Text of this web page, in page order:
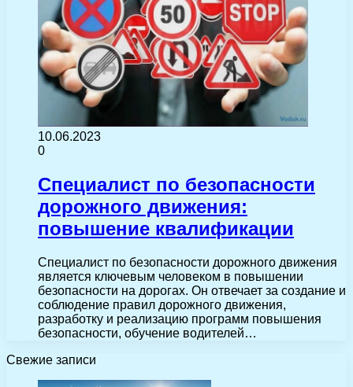
10.06.2023
0
Специалист по безопасности
дорожного движения:
повышение квалификации
Специалист по безопасности дорожного движения
является ключевым человеком в повышении
безопасности на дорогах. Он отвечает за создание и
соблюдение правил дорожного движения,
разработку и реализацию программ повышения
безопасности, обучение водителей…
Свежие записи